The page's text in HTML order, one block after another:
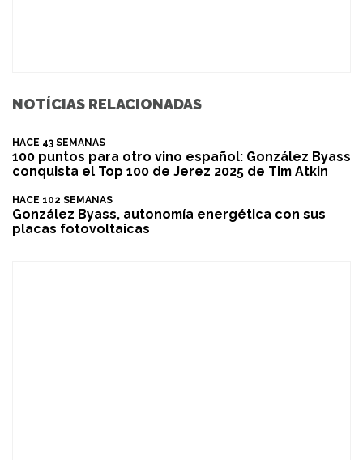
NOTÍCIAS RELACIONADAS
HACE 43 SEMANAS
100 puntos para otro vino español: González Byass
conquista el Top 100 de Jerez 2025 de Tim Atkin
HACE 102 SEMANAS
González Byass, autonomía energética con sus
placas fotovoltaicas